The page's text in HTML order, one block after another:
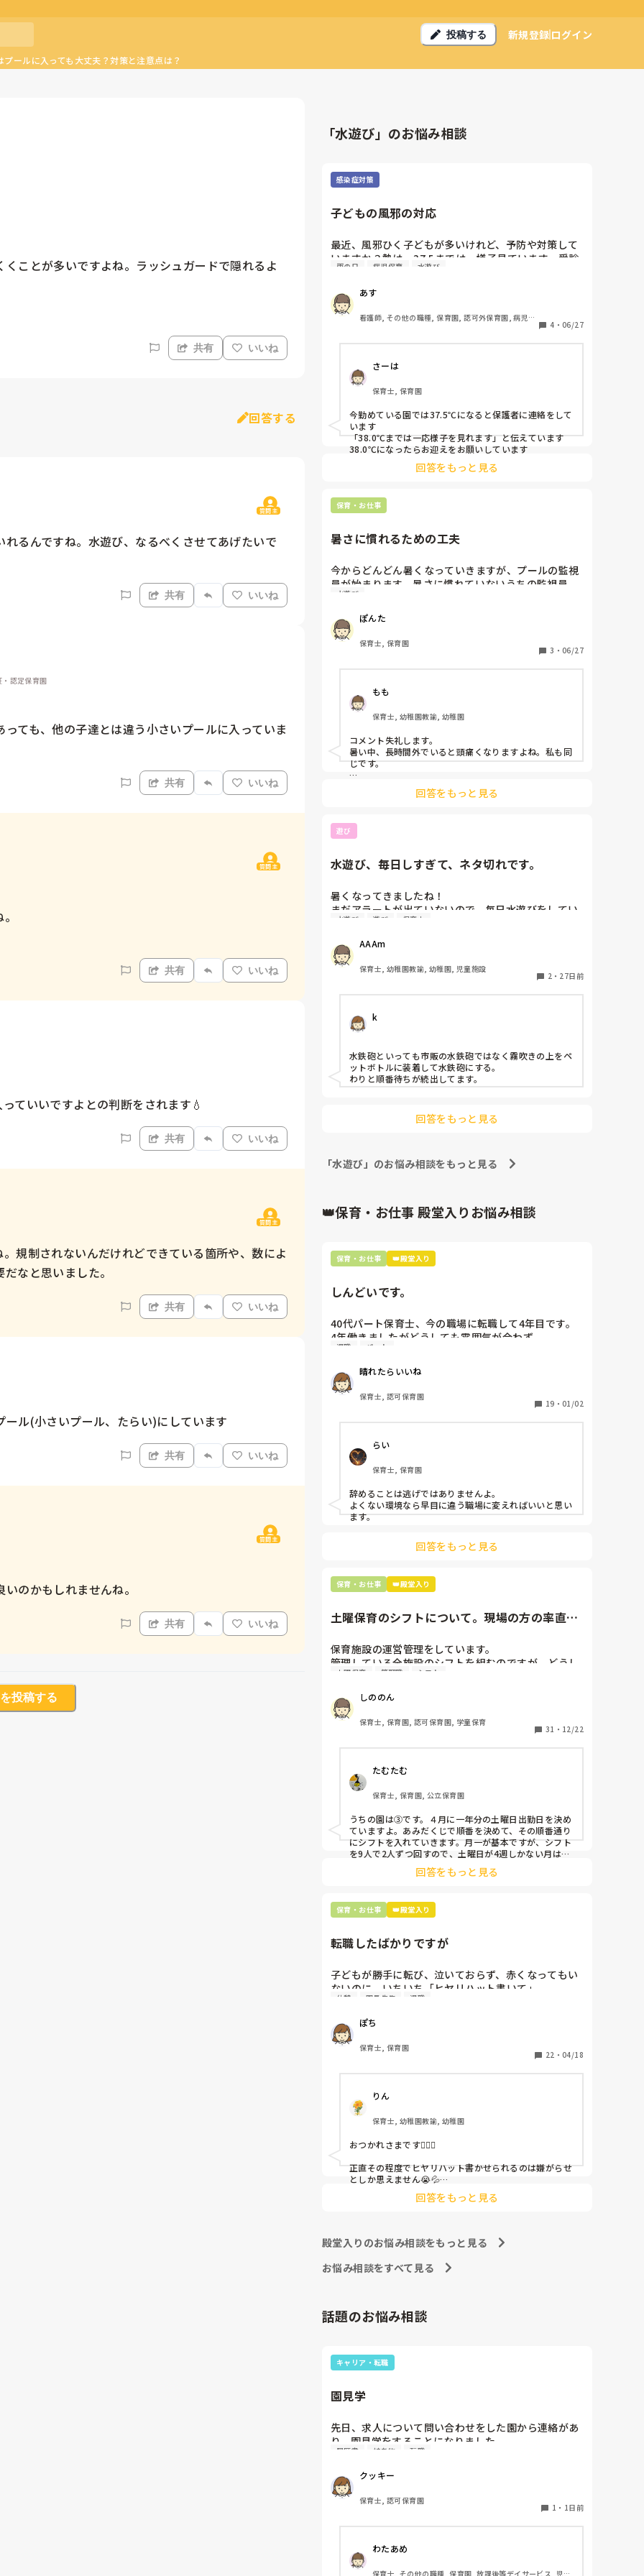
投稿する 新規登録ログイン
プールに入っても大丈夫？対策と注意点は？
ことが多いですよね。ラッシュガードで隠れるよ
共有 いいね
回答する
質問主
るんですね。水遊び、なるべくさせてあげたいで
共有 いいね
認定保育園
ても、他の子達とは違う小さいプールに入っていま
共有 いいね
質問主
共有 いいね
ていいですよとの判断をされます💧
共有 いいね
質問主
規制されないんだけれどできている箇所や、数によ
なと思いました。
共有 いいね
ル(小さいプール、たらい)にしています
共有 いいね
質問主
のかもしれませんね。
共有 いいね
投稿する
「水遊び」のお悩み相談
感染症対策
子どもの風邪の対応
最近、風邪ひく子どもが多いけれど、予防や対策して
いますか？熱は、37.5までは、様子見ています。受診
勧めていますか？
雨の日 病児保育 水遊び
あす
看護師, その他の職種, 保育園, 認可外保育園, 病児保
4 ・ 06/27
さーは
保育士, 保育園
今勤めている園では37.5℃になると保護者に連絡をして
います
「38.0℃までは一応様子を見れます」と伝えています
38.0℃になったらお迎えをお願いしています
回答をもっと見る
保育・お仕事
暑さに慣れるための工夫
今からどんどん暑くなっていきますが、プールの監視
員が始まります。暑さに慣れていないうちの監視員
で、毎年頭痛を起こします。慣れてしまえば良いので
すが、みなさんは、暑さに順応していくための工夫は
どんなことされていますか？
水遊び
ぽんた
保育士, 保育園
3 ・ 06/27
もも
保育士, 幼稚園教諭, 幼稚園
コメント失礼します。
暑い中、長時間外でいると頭痛くなりますよね。私も同
じです。
ありきたりですが、私は首を冷やすと頭痛が少ない気が
します。保冷剤が入る首のタオルをしています。本当は
大変ですよね、今年の夏ものりきりましょう！
回答をもっと見る
遊び
水遊び、毎日しすぎて、ネタ切れです。
暑くなってきましたね！
まだアラートが出ていないので、毎日水遊びをしてい
ます！
色水作って、ジュース屋さん、石鹸入れて洗濯ごっ
こ、保育室にあるお人形の服を洗ってあげる、氷も作
ってタライに入れる、毛糸を雨樋に流してそうめんご
っこ、ペットボトル、透明カップなど、色々と準備し
上記以外で、何かネタをお持ちの方、教えてくださ
い！よろしくお願いします！
水遊び 遊び 保育士
AAAm
保育士, 幼稚園教諭, 幼稚園, 児童施設
2 ・ 27日前
k
水鉄砲といっても市販の水鉄砲ではなく霧吹きの上をペ
ットボトルに装着して水鉄砲にする。
わりと順番待ちが続出してます。
回答をもっと見る
「水遊び」のお悩み相談をもっと見る
👑保育・お仕事 殿堂入りお悩み相談
保育・お仕事 👑殿堂入り
しんどいです。
40代パート保育士、今の職場に転職して4年目です。
4年働きましたがどうしても雰囲気が合わず
退職しようと思っています。
周りの職員は、勤続10年以上から何十年という先生が
ほとんどです。
保護者子どもの愚痴悪口が多く、
子どもの前でも
仕方ないよね
もう何も言わずに
子どもの言いなりになればいいんだね
などいう意見で…
上の先生に相談することは難しそうです。
正直苦しい。
辞めることは逃げ、と、過去辞めた人も何年も言われ
続けています
退職 パート
晴れたらいいね
保育士, 認可保育園
19 ・ 01/02
らい
保育士, 保育園
辞めることは逃げではありませんよ。
よくない環境なら早目に違う職場に変えればいいと思い
ます。
回答をもっと見る
保育・お仕事 👑殿堂入り
土曜保育のシフトについて。現場の方の率直な
保育施設の運営管理をしています。
管理している全施設のシフトを組むのですが、どうし
ても土曜保育だけは入れる方が少なく、いつも苦労し
応募の段階では皆、月1〜2回の土曜出勤があることに
同意して入職しているはずですが、いざ勤務が始まる
と一日も土曜出勤が出来ない方ばかりです。
①土曜日の希望休は2日まで、と制限をかける
②毎月、必ず土曜保育に入ることのできる日を1日だ
けピックアップしてもらう
③仮シフトが出た時、土曜出勤が難しければ自身で代
わりの人を交渉して見つけてもらう
上記のいずれかの対策を取り入れることを考えていま
土曜保育 管理職 シフト
しののん
保育士, 保育園, 認可保育園, 学童保育
31 ・ 12/22
たむたむ
保育士, 保育園, 公立保育園
うちの園は③です。４月に一年分の土曜日出勤日を決め
ていますよ。あみだくじで順番を決めて、その順番通り
にシフトを入れていきます。月一が基本ですが、シフト
を9人で2人ずつ回すので、土曜日が4週しかない月は無
しの時もありますよ。その土曜日が出られない人は、同
じシフト時間の人と自分で交代して貰い、主任に報告し
回答をもっと見る
保育・お仕事 👑殿堂入り
転職したばかりですが
子どもが勝手に転び、泣いておらず、赤くなってもい
ないのに、いちいち「ヒヤリハット書いて」
と書かされ
休憩時間に書くしかなく、辛いです
（そう言う本人は書かない）
しかも、上司に↑この内容でも
「どうしたらなくせるか」
呼ばれて一緒に対策を考えさせられること多数
これだけで30〜40分拘束されて辛いです
皆さんの園はどうですか?
休憩 園長先生 退職
ぽち
保育士, 保育園
22 ・ 04/18
りん
保育士, 幼稚園教諭, 幼稚園
おつかれさまです🙇🏻‍♀️
正直その程度でヒヤリハット書かせられるのは嫌がらせ
としか思えません😭💦
他の先生方も同様のことをされているのでしょうか？
回答をもっと見る
殿堂入りのお悩み相談をもっと見る
お悩み相談をすべて見る
話題のお悩み相談
キャリア・転職
園見学
先日、求人について問い合わせをした園から連絡があ
り、園見学をすることになりました。
私としては求人に応募したという認識ですが、『園見
物について質問しましたが、見学なので特にありませ
んとのこと
このような場合は本当に見学だけで終了なのでしょう
それとも、やはり履歴書や職務経歴書を持参した方が
良いのでしょうか？
履歴書 持ち物 転職
クッキー
保育士, 認可保育園
1 ・ 1日前
わたあめ
保育士, その他の職種, 保育園, 放課後等デイサービス, 児童